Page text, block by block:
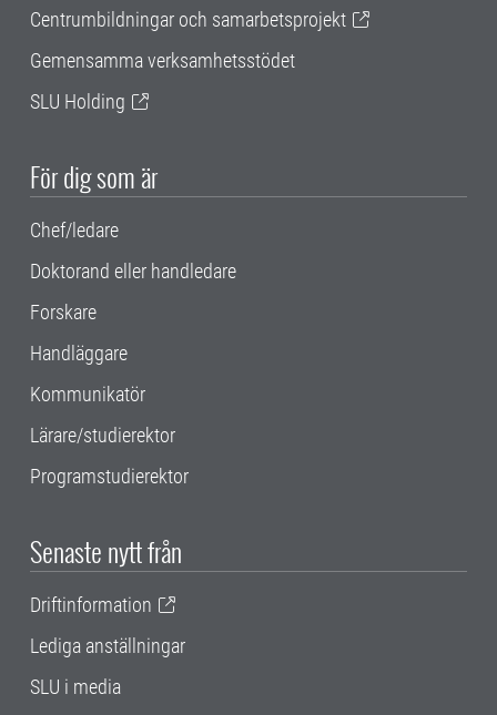
Centrumbildningar och samarbetsprojekt
Gemensamma verksamhetsstödet
SLU Holding
För dig som är
Chef/ledare
Doktorand eller handledare
Forskare
Handläggare
Kommunikatör
Lärare/studierektor
Programstudierektor
Senaste nytt från
Driftinformation
Lediga anställningar
SLU i media